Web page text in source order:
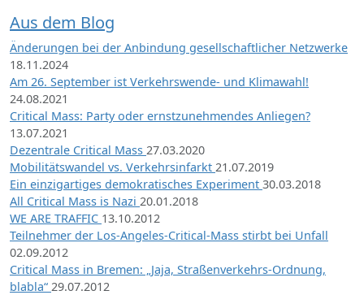
Aus dem Blog
Änderungen bei der Anbindung gesellschaftlicher Netzwerke
18.11.2024
Am 26. September ist Verkehrswende- und Klimawahl!
24.08.2021
Critical Mass: Party oder ernstzunehmendes Anliegen?
13.07.2021
Dezentrale Critical Mass 27.03.2020
Mobilitätswandel vs. Verkehrsinfarkt 21.07.2019
Ein einzigartiges demokratisches Experiment 30.03.2018
All Critical Mass is Nazi 20.01.2018
WE ARE TRAFFIC 13.10.2012
Teilnehmer der Los-Angeles-Critical-Mass stirbt bei Unfall
02.09.2012
Critical Mass in Bremen: „Jaja, Straßenverkehrs-Ordnung,
blabla“ 29.07.2012